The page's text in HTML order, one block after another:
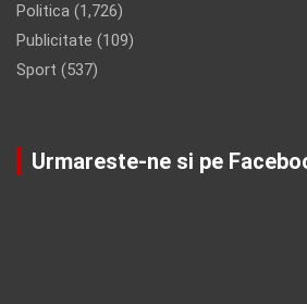
Politica (1,726)
Publicitate (109)
Sport (537)
Urmareste-ne si pe